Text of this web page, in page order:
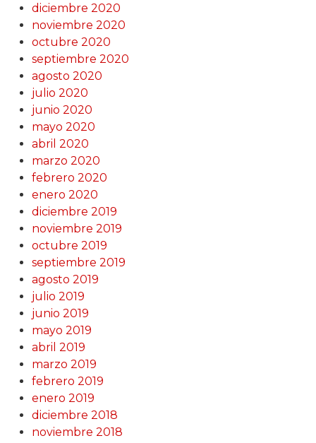
diciembre 2020
noviembre 2020
octubre 2020
septiembre 2020
agosto 2020
julio 2020
junio 2020
mayo 2020
abril 2020
marzo 2020
febrero 2020
enero 2020
diciembre 2019
noviembre 2019
octubre 2019
septiembre 2019
agosto 2019
julio 2019
junio 2019
mayo 2019
abril 2019
marzo 2019
febrero 2019
enero 2019
diciembre 2018
noviembre 2018